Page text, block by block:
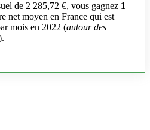
de 2 285,72 €, vous gagnez 1
net moyen en France qui est
mois en 2022 (autour des